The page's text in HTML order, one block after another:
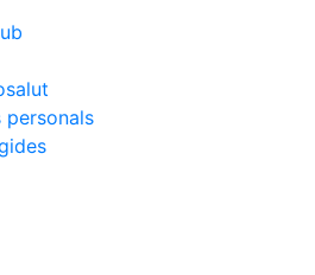
personals